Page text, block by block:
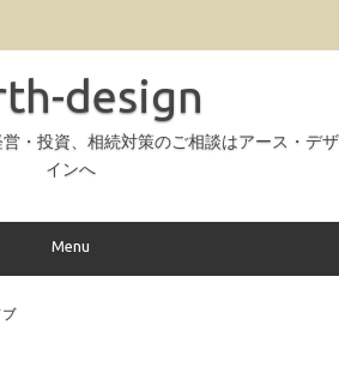
design
・投資、相続対策のご相談はアース・デザ
インへ
Menu
ブ